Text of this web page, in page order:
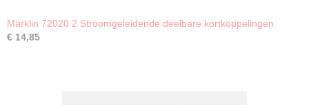
Märklin 72020 2 Stroomgeleidende deelbare kortkoppelingen
€ 14,85